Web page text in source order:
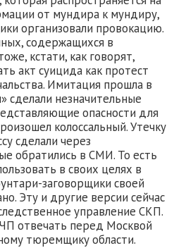
от мундира к мундиру,
организовали провокацию.
содержащихся в
кстати, как говорят,
акт суицида как протест
Имитация прошла в
сделали незначительные
опасности для
колоссальный. Утечку
сделали через
обратились в СМИ. То есть
в своих целях в
заговорщики своей
Эту и другие версии сейчас
управление СКП.
отвечать перед Москвой
тюремщику области.